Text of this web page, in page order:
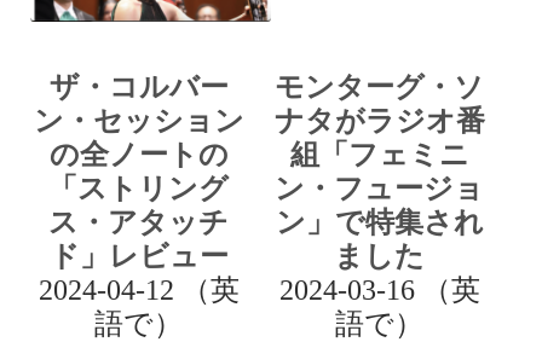
ザ・コルバー
ン・セッション
の全ノートの
「ストリング
ス・アタッチ
ド」レビュー
2024-04-12 （英
語で）
モンターグ・ソ
ナタがラジオ番
組「フェミニ
ン・フュージョ
ン」で特集され
ました
2024-03-16 （英
語で）